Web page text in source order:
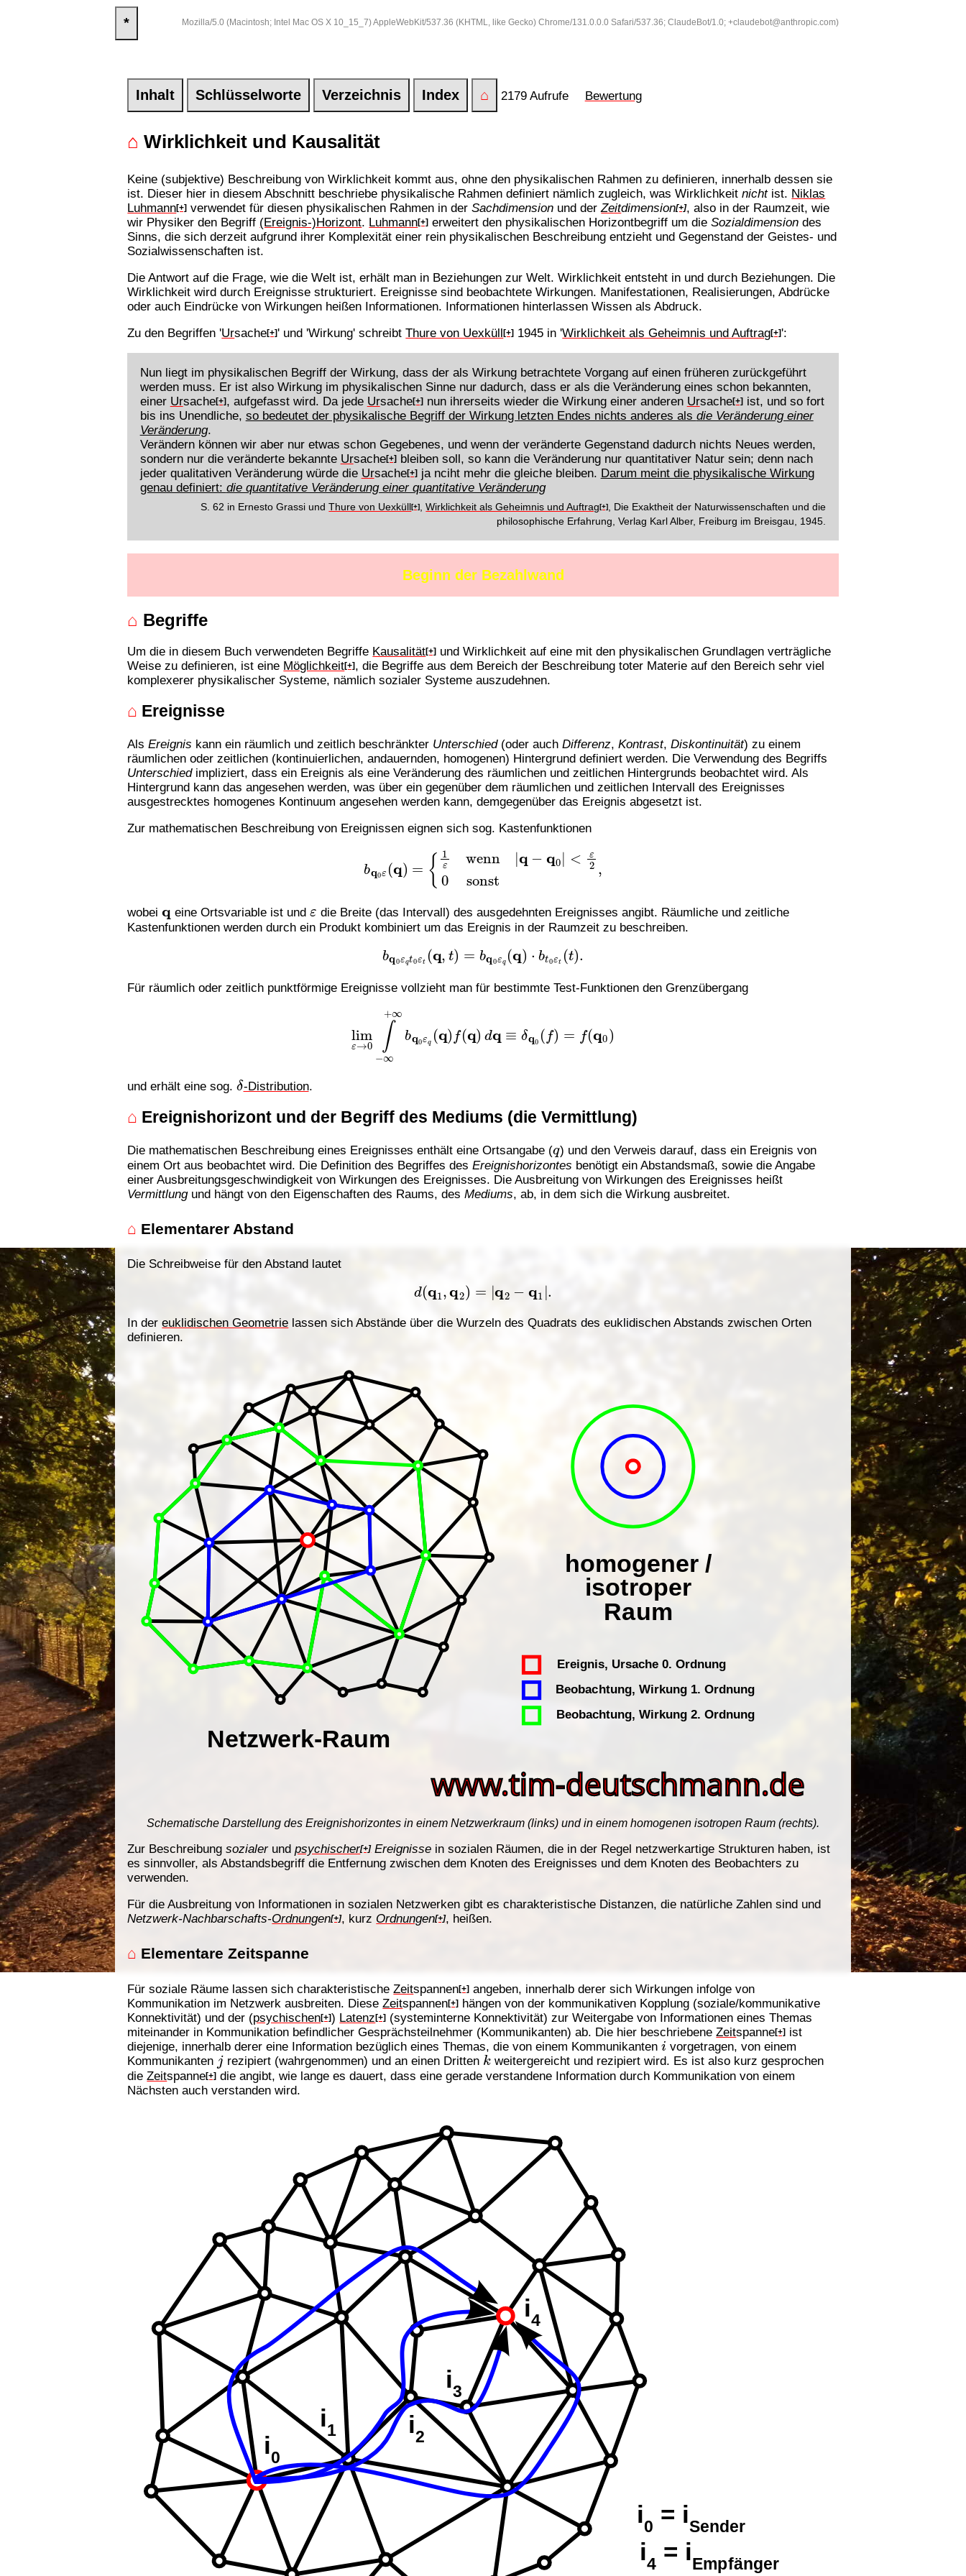
* Mozilla/5.0 (Macintosh; Intel Mac OS X 10_15_7) AppleWebKit/537.36 (KHTML, like Gecko) Chrome/131.0.0.0 Safari/537.36; ClaudeBot/1.0; +claudebot@anthropic.com)
Inhalt Schlüsselworte Verzeichnis Index ⌂ 2179 Aufrufe Bewertung
⌂ Wirklichkeit und Kausalität
Keine (subjektive) Beschreibung von Wirklichkeit kommt aus, ohne den physikalischen Rahmen zu definieren, innerhalb dessen sie
ist. Dieser hier in diesem Abschnitt beschriebe physikalische Rahmen definiert nämlich zugleich, was Wirklichkeitnichtist. Niklas
Luhmann[+] verwendet für diesen physikalischen Rahmen in derSachdimension und derZeitdimension[+], also in der Raumzeit, wie
wir Physiker den Begriff (Ereignis-)Horizont. Luhmann[+] erweitert den physikalischen Horizontbegriff um dieSozialdimension des
Sinns, die sich derzeit aufgrund ihrer Komplexität einer rein physikalischen Beschreibung entzieht und Gegenstand der Geistes- und
Sozialwissenschaften ist.
Die Antwort auf die Frage, wie die Welt ist, erhält man in Beziehungen zur Welt. Wirklichkeit entsteht in und durch Beziehungen. Die
Wirklichkeit wird durch Ereignisse strukturiert. Ereignisse sind beobachtete Wirkungen. Manifestationen, Realisierungen, Abdrücke
oder auch Eindrücke von Wirkungen heißen Informationen. Informationen hinterlassen Wissen als Abdruck.
Zu den Begriffen 'Ursache[+]' und 'Wirkung' schreibtThure von Uexküll[+] 1945 in 'Wirklichkeit als Geheimnis und Auftrag[+]':
Nun liegt im physikalischen Begriff der Wirkung, dass der als Wirkung betrachtete Vorgang auf einen früheren zurückgeführt
werden muss. Er ist also Wirkung im physikalischen Sinne nur dadurch, dass er als die Veränderung eines schon bekannten,
einer Ursache[+], aufgefasst wird. Da jede Ursache[+]nun ihrerseits wieder die Wirkung einer anderen Ursache[+]ist, und so fort
bis ins Unendliche, so bedeutet der physikalische Begriff der Wirkung letzten Endes nichts anderes als die Veränderung einer
Veränderung.
Verändern können wir aber nur etwas schon Gegebenes, und wenn der veränderte Gegenstand dadurch nichts Neues werden,
sondern nur die veränderte bekannte Ursache[+]bleiben soll, so kann die Veränderung nur quantitativer Natur sein; denn nach
jeder qualitativen Veränderung würde die Ursache[+]ja nciht mehr die gleiche bleiben. Darum meint die physikalische Wirkung
genau definiert: die quantitative Veränderung einer quantitative Veränderung
S. 62 in Ernesto Grassi undThure von Uexküll[+] ,Wirklichkeit als Geheimnis und Auftrag[+]
, Die Exaktheit der Naturwissenschaften und die
philosophische Erfahrung, Verlag Karl Alber, Freiburg im Breisgau, 1945.
Beginn der Bezahlwand
⌂ Begriffe
Um die in diesem Buch verwendeten Begriffe Kausalität[+] und Wirklichkeit auf eine mit den physikalischen Grundlagen verträgliche
Weise zu definieren, ist eine Möglichkeit[+], die Begriffe aus dem Bereich der Beschreibung toter Materie auf den Bereich sehr viel
komplexerer physikalischer Systeme, nämlich sozialer Systeme auszudehnen.
⌂ Ereignisse
AlsEreignis kann ein räumlich und zeitlich beschränkter Unterschied(oder auchDifferenz,Kontrast,Diskontinuität) zu einem
räumlichen oder zeitlichen (kontinuierlichen, andauernden, homogenen) Hintergrund definiert werden. Die Verwendung des Begriffs
Unterschiedimpliziert, dass ein Ereignis als eine Veränderung des räumlichen und zeitlichen Hintergrunds beobachtet wird. Als
Hintergrund kann das angesehen werden, was über ein gegenüber dem räumlichen und zeitlichen Intervall des Ereignisses
ausgestrecktes homogenes Kontinuum angesehen werden kann, demgegenüber das Ereignis abgesetzt ist.
Zur mathematischen Beschreibung von Ereignissen eignen sich sog. Kastenfunktionen
1 ε 0 sonst
wobei eine Ortsvariable ist und
die Breite (das Intervall) des ausgedehnten Ereignisses angibt. Räumliche und zeitliche
Kastenfunktionen werden durch ein Produkt kombiniert um das Ereignis in der Raumzeit zu beschreiben.
bq 0ε q,t b q q ⋅b εt(t
Für räumlich oder zeitlich punktförmige Ereignisse vollzieht man für bestimmte Test-Funktionen den Grenzübergang
0 ∫−
und erhält eine sog.
δ
-Distribution.
⌂ Ereignishorizont und der Begriff des Mediums (die Vermittlung)
Die mathematischen Beschreibung eines Ereignisses enthält eine Ortsangabe ( ) und den Verweis darauf, dass ein Ereignis von
einem Ort aus beobachtet wird. Die Definition des Begriffes desEreignishorizontes benötigt ein Abstandsmaß, sowie die Angabe
einer Ausbreitungsgeschwindigkeit von Wirkungen des Ereignisses. Die Ausbreitung von Wirkungen des Ereignisses heißt
Vermittlungund hängt von den Eigenschaften des Raums, desMediums, ab, in dem sich die Wirkung ausbreitet.
⌂ Elementarer Abstand
Die Schreibweise für den Abstand lautet
d( 1, q2 q2 1|
In dereuklidischen Geometrie lassen sich Abstände über die Wurzeln des Quadrats des euklidischen Abstands zwischen Orten
definieren.
Schematische Darstellung des Ereignishorizontes in einem Netzwerkraum (links) und in einem homogenen isotropen Raum (rechts).
Zur Beschreibungsozialerundpsychischer[+]Ereignisse in sozialen Räumen, die in der Regel netzwerkartige Strukturen haben, ist
es sinnvoller, als Abstandsbegriff die Entfernung zwischen dem Knoten des Ereignisses und dem Knoten des Beobachters zu
verwenden.
Für die Ausbreitung von Informationen in sozialen Netzwerken gibt es charakteristische Distanzen, die natürliche Zahlen sind und
Netzwerk-Nachbarschafts-Ordnungen[+], kurz Ordnungen[+], heißen.
⌂ Elementare Zeitspanne
Für soziale Räume lassen sich charakteristischeZeitspannen[+] angeben, innerhalb derer sich Wirkungen infolge von
Kommunikation im Netzwerk ausbreiten. DieseZeitspannen[+] hängen von der kommunikativen Kopplung (soziale/kommunikative
Konnektivität) und der (psychischen[+]) Latenz[+] (systeminterne Konnektivität) zur Weitergabe von Informationen eines Themas
miteinander in Kommunikation befindlicher Gesprächsteilnehmer (Kommunikanten) ab. Die hier beschriebeneZeitspanne[+] ist
diejenige, innerhalb derer eine Information bezüglich eines Themas, die von einem Kommunikanten
i
vorgetragen, von einem
Kommunikanten
j
rezipiert (wahrgenommen) und an einen Dritten
k
weitergereicht und rezipiert wird. Es ist also kurz gesprochen
dieZeitspanne[+] die angibt, wie lange es dauert, dass eine gerade verstandene Information durch Kommunikation von einem
Nächsten auch verstanden wird.